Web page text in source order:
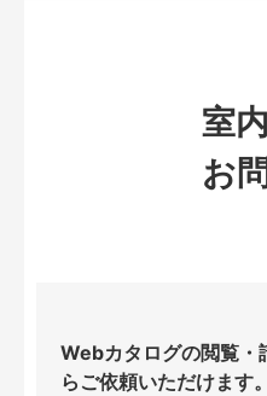
室
お
Webカタログの閲覧・
らご依頼いただけます。